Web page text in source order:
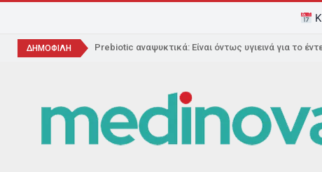
ΔΗΜΟΦΙΛΗ Prebiotic αναψυκτικά: Είναι όντως υγιεινά για το